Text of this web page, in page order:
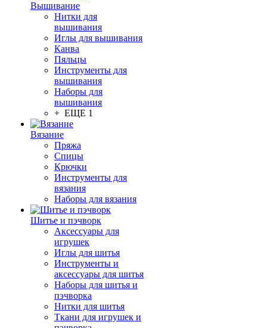
Вышивание
Нитки для
вышивания
Иглы для вышивания
Канва
Пяльцы
Инструменты для
вышивания
Наборы для
вышивания
+ ЕЩЕ 1
Вязание
Пряжа
Спицы
Крючки
Инструменты для
вязания
Наборы для вязания
Шитье и пэчворк
Аксессуары для
игрушек
Иглы для шитья
Инструменты и
аксессуары для шитья
Наборы для шитья и
пэчворка
Нитки для шитья
Ткани для игрушек и